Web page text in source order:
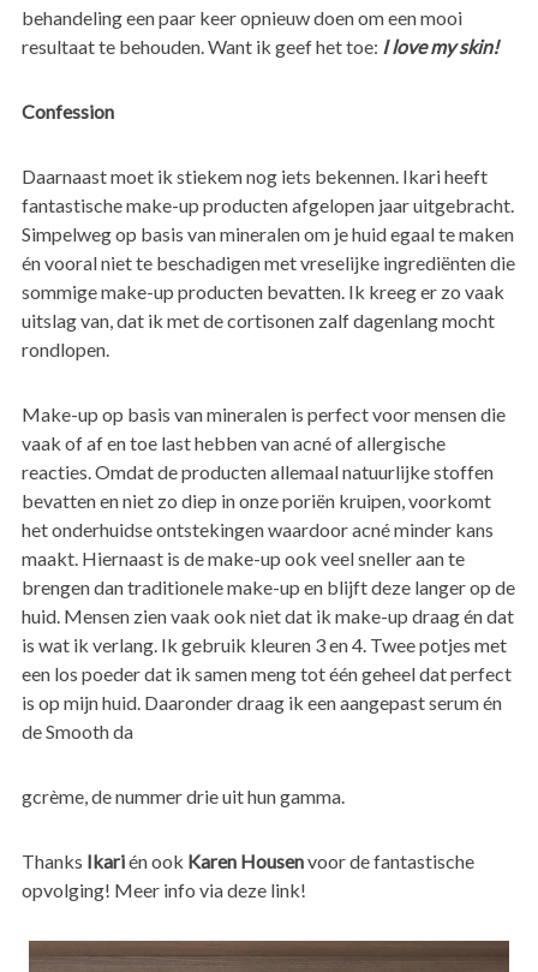
behandeling een paar keer opnieuw doen om een mooi
resultaat te behouden. Want ik geef het toe: I love my skin!
Confession
Daarnaast moet ik stiekem nog iets bekennen. Ikari heeft
fantastische make-up producten afgelopen jaar uitgebracht.
Simpelweg op basis van mineralen om je huid egaal te maken
én vooral niet te beschadigen met vreselijke ingrediënten die
sommige make-up producten bevatten. Ik kreeg er zo vaak
uitslag van, dat ik met de cortisonen zalf dagenlang mocht
rondlopen.
Make-up op basis van mineralen is perfect voor mensen die
vaak of af en toe last hebben van acné of allergische
reacties. Omdat de producten allemaal natuurlijke stoffen
bevatten en niet zo diep in onze poriën kruipen, voorkomt
het onderhuidse ontstekingen waardoor acné minder kans
maakt. Hiernaast is de make-up ook veel sneller aan te
brengen dan traditionele make-up en blijft deze langer op de
huid. Mensen zien vaak ook niet dat ik make-up draag én dat
is wat ik verlang. Ik gebruik kleuren 3 en 4. Twee potjes met
een los poeder dat ik samen meng tot één geheel dat perfect
is op mijn huid. Daaronder draag ik een aangepast serum én
de Smooth da
gcrème, de nummer drie uit hun gamma.
Thanks Ikarién ook Karen Housenvoor de fantastische
opvolging! Meer info via deze link!